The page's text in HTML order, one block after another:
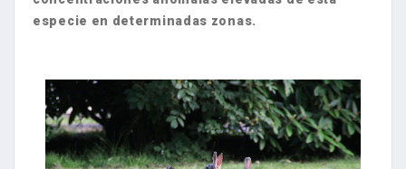
especie en determinadas zonas.